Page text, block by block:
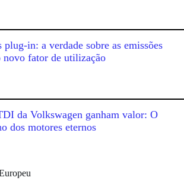
in: a verdade sobre as emissões
novo fator de utilização
da Volkswagen ganham valor: O
dos motores eternos